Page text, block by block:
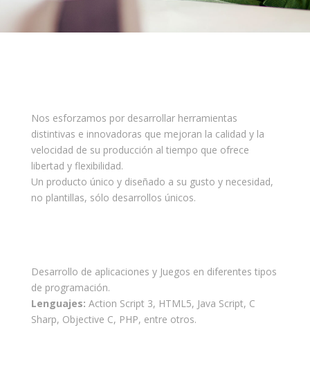
Nos esforzamos por desarrollar herramientas
distintivas e innovadoras que mejoran la calidad y la
velocidad de su producción al tiempo que ofrece
libertad y flexibilidad.
Un producto único y diseñado a su gusto y necesidad,
no plantillas, sólo desarrollos únicos.
Desarrollo de aplicaciones y Juegos en diferentes tipos
de programación.
Lenguajes: Action Script 3, HTML5, Java Script, C
Sharp, Objective C, PHP, entre otros.